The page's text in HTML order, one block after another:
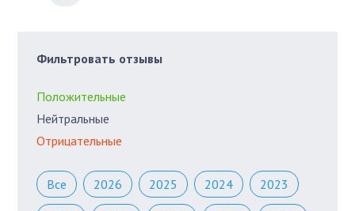
Фильтровать отзывы
Положительные
Нейтральные
Отрицательные
Все 2026 2025 2024 2023